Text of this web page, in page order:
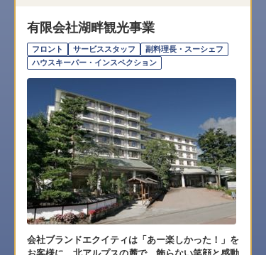
無料 転職サポートに申し込む
採用をお考えの企業様へ
有限会社湖畔観光事業
フロント サービススタッフ
副料理長・スーシェフ
ハウスキーパー・インスペクション
会社ブランドエクイティは「あー楽しかった！」を